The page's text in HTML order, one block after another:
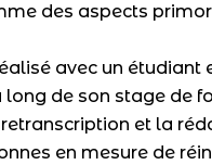
des aspects
avec un
long de son stage de
et la
en mesure de